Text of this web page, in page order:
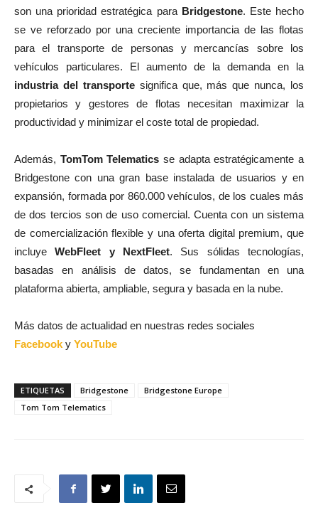
son una prioridad estratégica para Bridgestone. Este hecho
se ve reforzado por una creciente importancia de las flotas
para el transporte de personas y mercancías sobre los
vehículos particulares. El aumento de la demanda en la
industria del transportesignifica que, más que nunca, los
propietarios y gestores de flotas necesitan maximizar la
productividad y minimizar el coste total de propiedad.
Además, TomTom Telematics se adapta estratégicamente a
Bridgestone con una gran base instalada de usuarios y en
expansión, formada por 860.000 vehículos, de los cuales más
de dos tercios son de uso comercial. Cuenta con un sistema
de comercialización flexible y una oferta digital premium, que
incluyeWebFleet y NextFleet. Sus sólidas tecnologías,
basadas en análisis de datos, se fundamentan en una
plataforma abierta, ampliable, segura y basada en la nube.
Más datos de actualidad en nuestras redes sociales
Facebook y YouTube
ETIQUETAS Bridgestone
Bridgestone Europe
Tom Tom Telematics